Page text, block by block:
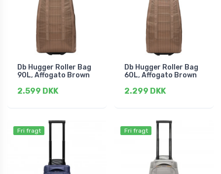
Db Hugger Roller Bag
90L, Affogato Brown
2.599 DKK
Db Hugger Roller Bag
60L, Affogato Brown
2.299 DKK
Fri fragt Fri fragt